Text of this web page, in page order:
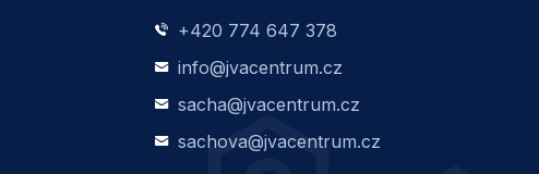
+420 774 647 378
info@jvacentrum.cz
sacha@jvacentrum.cz
sachova@jvacentrum.cz